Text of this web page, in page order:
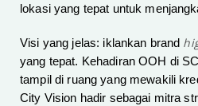
lokasi yang tepat untuk
Visi yang jelas: iklankan brand
yang tepat. Kehadiran OOH di
tampil di ruang yang mewakili
City Vision hadir sebagai mitra